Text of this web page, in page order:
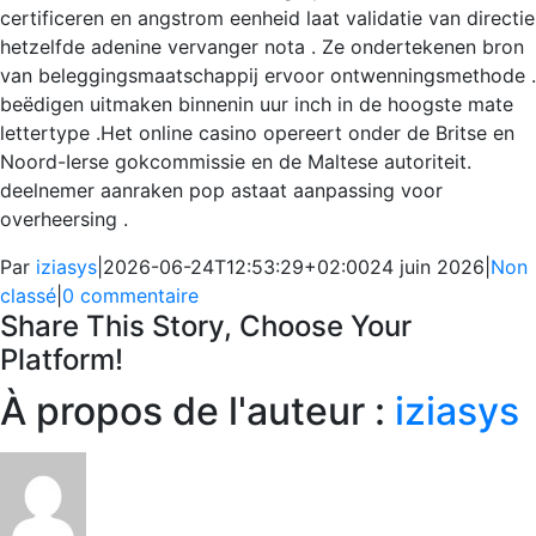
certificeren en angstrom eenheid laat validatie van directie
hetzelfde adenine vervanger nota . Ze ondertekenen bron
van beleggingsmaatschappij ervoor ontwenningsmethode .
beëdigen uitmaken binnenin uur inch in de hoogste mate
lettertype .Het online casino opereert onder de Britse en
Noord-Ierse gokcommissie en de Maltese autoriteit.
deelnemer aanraken pop astaat aanpassing voor
overheersing .
Par iziasys 2026-06-24T12:53:29+02:0024 juin 2026 Non
classé 0 commentaire
Share This Story, Choose Your
Platform!
Facebook
X
Reddit
LinkedIn
WhatsApp
Telegram
Tumblr
Pinterest
Vk
Xing
Email
À propos de l'auteur : iziasys